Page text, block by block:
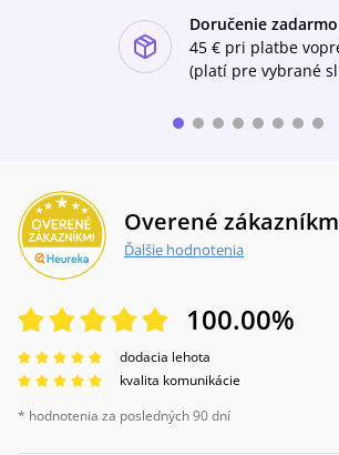
Doručenie
45 € pri platbe
(platí pre vybrané
Overené
Ďalšie hodnotenia
100.00%
dodacia lehota
kvalita komunikácie
* hodnotenia za posledných 90 dní